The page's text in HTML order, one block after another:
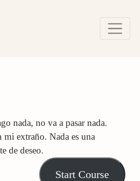
nada, no va a pasar nada.
mi extraño. Nada es una
de deseo.
Start Course